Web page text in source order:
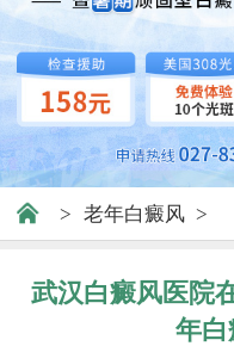
> 老年白癜风 >
武汉白癜风医院
年白